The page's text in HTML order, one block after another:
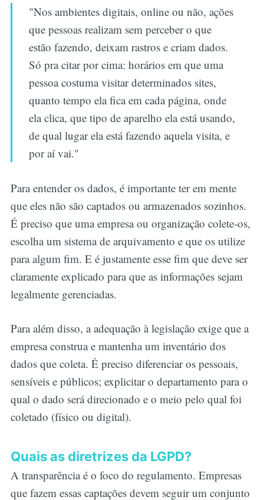
"Nos ambientes digitais, online ou não, ações
que pessoas realizam sem perceber o que
estão fazendo, deixam rastros e criam dados.
Só pra citar por cima: horários em que uma
pessoa costuma visitar determinados sites,
quanto tempo ela fica em cada página, onde
ela clica, que tipo de aparelho ela está usando,
de qual lugar ela está fazendo aquela visita, e
por aí vai."
Para entender os dados, é importante ter em mente
que eles não são captados ou armazenados sozinhos.
É preciso que uma empresa ou organização colete-os,
escolha um sistema de arquivamento e que os utilize
para algum fim. E é justamente esse fim que deve ser
claramente explicado para que as informações sejam
legalmente gerenciadas.
Para além disso, a adequação à legislação exige que a
empresa construa e mantenha um inventário dos
dados que coleta. É preciso diferenciar os pessoais,
sensíveis e públicos; explicitar o departamento para o
qual o dado será direcionado e o meio pelo qual foi
coletado (físico ou digital).
Quais as diretrizes da LGPD?
A transparência é o foco do regulamento. Empresas
que fazem essas captações devem seguir um conjunto